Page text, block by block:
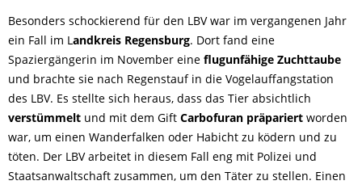
Besonders schockierend für den LBV war im vergangenen Jahr
ein Fall im Landkreis Regensburg. Dort fand eine
Spaziergängerin im November eine flugunfähige Zuchttaube
und brachte sie nach Regenstauf in die Vogelauffangstation
des LBV. Es stellte sich heraus, dass das Tier absichtlich
verstümmelt und mit dem Gift Carbofuran präpariert worden
war, um einen Wanderfalken oder Habicht zu ködern und zu
töten. Der LBV arbeitet in diesem Fall eng mit Polizei und
Staatsanwaltschaft zusammen, um den Täter zu stellen. Einen